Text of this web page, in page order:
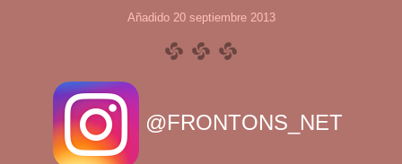
Añadido 20 septiembre 2013
@FRONTONS_NET